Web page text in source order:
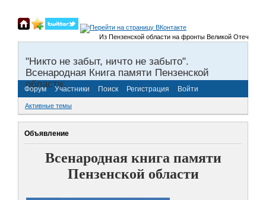
Из Пензенской области на фронты Великой
"Никто не забыт, ничто не забыто".
Всенародная Книга памяти Пензенской
области.
Форум Участники Поиск Регистрация Войти
Активные темы
Объявление
Всенародная книга памяти
Пензенской области